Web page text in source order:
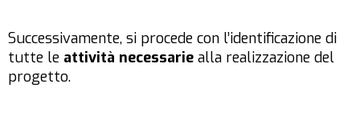
Successivamente, si procede con l’identificazione di
tutte le attività necessarie alla realizzazione del
progetto.